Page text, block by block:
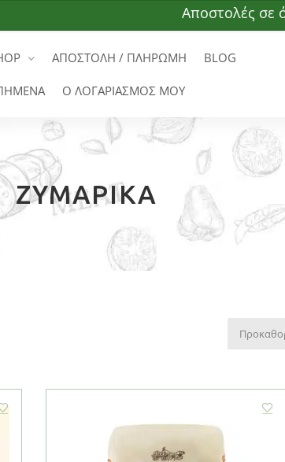
Αποστολές σε όλη
ΑΠΟΣΤΟΛΗ / ΠΛΗΡΩΜΗ BLOG
Ο ΛΟΓΑΡΙΑΣΜΟΣ ΜΟΥ
ΖΥΜΑΡΙΚΆ